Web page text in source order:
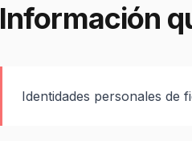
Información
Identidades personales de